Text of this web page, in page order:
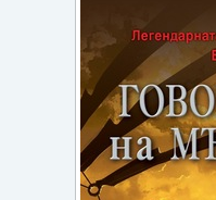
Подаръци
Ваучери